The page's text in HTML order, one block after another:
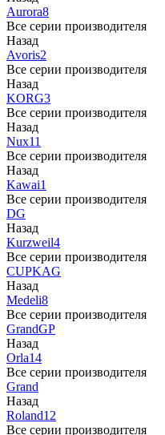
Aurora8
Все серии производителя
Назад
Avoris2
Все серии производителя
Назад
KORG3
Все серии производителя
Назад
Nux11
Все серии производителя
Назад
Kawai1
Все серии производителя
DG
Назад
Kurzweil4
Все серии производителя
CUPKAG
Назад
Medeli8
Все серии производителя
GrandGP
Назад
Orla14
Все серии производителя
Grand
Назад
Roland12
Все серии производителя